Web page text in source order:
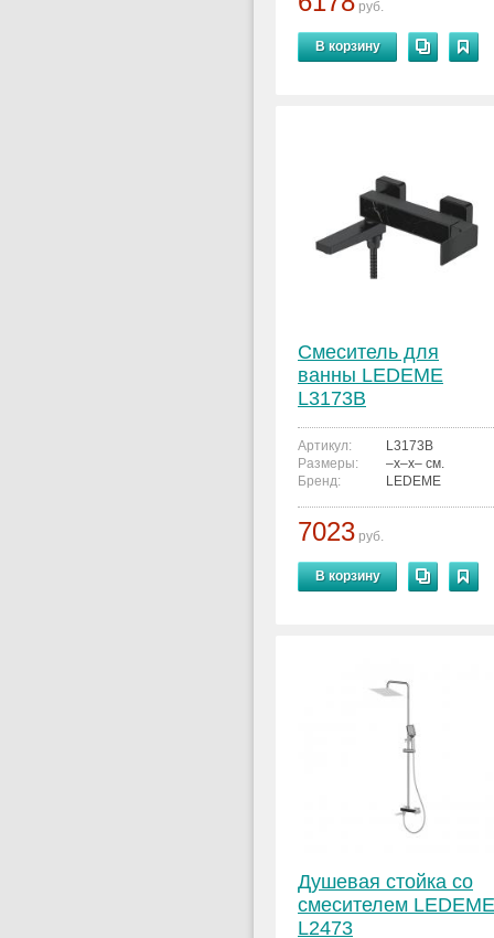
руб.
В корзину
Смеситель для
ванны LEDEME
L3173B
Артикул:
L3173B
Размеры:
–x–x– см.
Бренд:
LEDEME
7023 руб.
В корзину
Душевая стойка со
смесителем LEDEME
L2473